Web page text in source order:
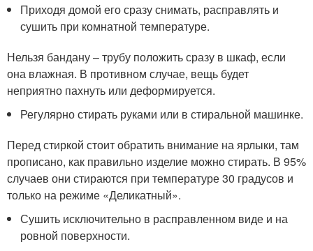
Приходя домой его сразу снимать, расправлять и
сушить при комнатной температуре.
Нельзя бандану – трубу положить сразу в шкаф, если
она влажная. В противном случае, вещь будет
неприятно пахнуть или деформируется.
Регулярно стирать руками или в стиральной машинке.
Перед стиркой стоит обратить внимание на ярлыки, там
прописано, как правильно изделие можно стирать. В 95%
случаев они стираются при температуре 30 градусов и
только на режиме «Деликатный».
Сушить исключительно в расправленном виде и на
ровной поверхности.